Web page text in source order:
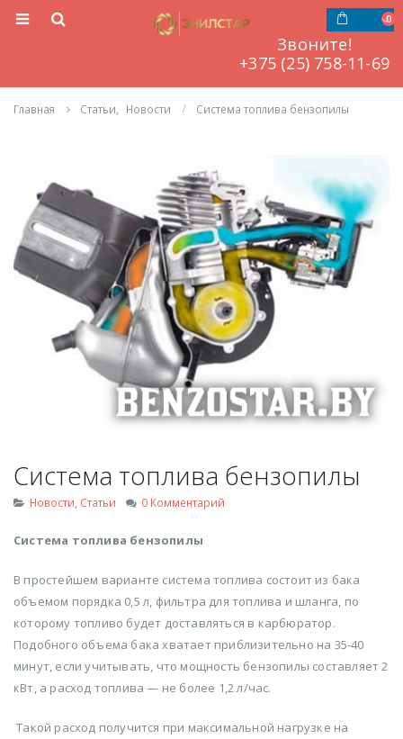
Звоните!
‎‎‎‎+375 (25) 758-11-69
0
Главная Статьи Новости Система топлива бензопилы
Система топлива бензопилы
Новости Статьи 0 Комментарий
Система топлива бензопилы
В простейшем варианте система топлива состоит из бака
объемом порядка 0,5 л, фильтра для топлива и шланга, по
которому топливо будет доставляться в карбюратор.
Подобного объема бака хватает приблизительно на 35-40
минут, если учитывать, что мощность бензопилы составляет 2
кВт, а расход топлива — не более 1,2 л/час.
Такой расход получится при максимальной нагрузке на